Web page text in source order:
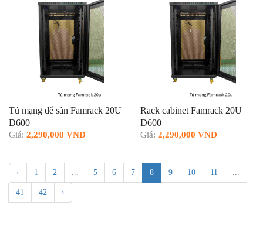
Tủ mạng để sàn Famrack 20U
D600
Giá: 2,290,000 VND
Rack cabinet Famrack 20U
D600
Giá: 2,290,000 VND
‹ 1 2 ... 5 6 7 8 9 10 11 ...
41 42 ›